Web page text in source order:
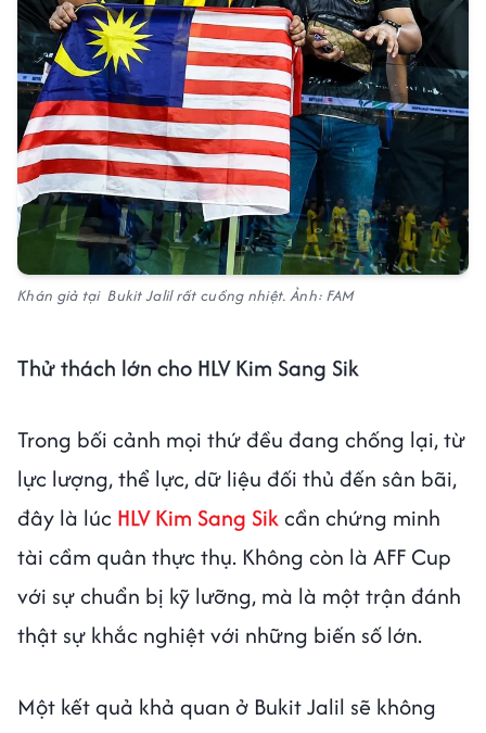
Khán giả tại Bukit Jalil rất cuồng nhiệt. Ảnh: FAM
Thử thách lớn cho HLV Kim Sang Sik
Trong bối cảnh mọi thứ đều đang chống lại, từ
lực lượng, thể lực, dữ liệu đối thủ đến sân bãi,
đây là lúc HLV Kim Sang Sikcần chứng minh
tài cầm quân thực thụ. Không còn là AFF Cup
với sự chuẩn bị kỹ lưỡng, mà là một trận đánh
thật sự khắc nghiệt với những biến số lớn.
Một kết quả khả quan ở Bukit Jalil sẽ không